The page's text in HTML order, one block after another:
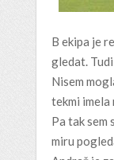
B ekipa je
gledat.
Nisem
tekmi
Pa tak sem
miru